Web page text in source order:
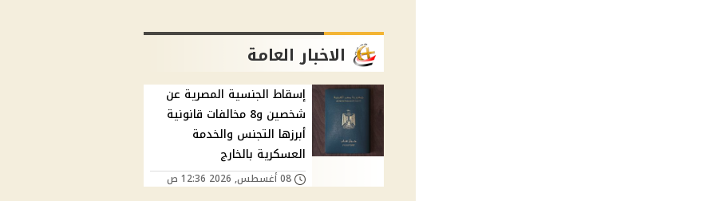
الاخبار العامة
إسقاط الجنسية المصرية عن
شخصين و8 مخالفات قانونية
أبرزها التجنس والخدمة
العسكرية بالخارج
08 أغسطس, 2026 12:36 ص